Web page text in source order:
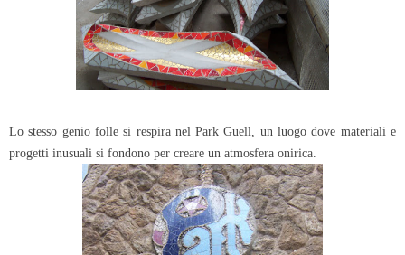
Lo stesso genio folle si respira nel Park Guell, un luogo dove materiali e
progetti inusuali si fondono per creare un atmosfera onirica.